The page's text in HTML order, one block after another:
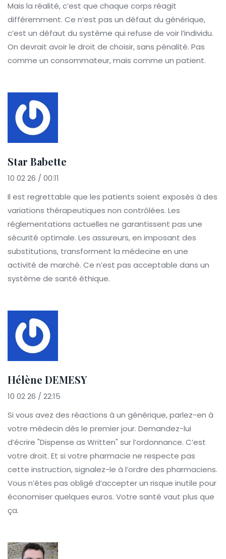
Mais la réalité, c’est que chaque corps réagit
différemment. Ce n’est pas un défaut du générique,
c’est un défaut du système qui refuse de voir l’individu.
On devrait avoir le droit de choisir, sans pénalité. Pas
comme un consommateur, mais comme un patient.
Star Babette
10 02 26 / 00:11
Il est regrettable que les patients soient exposés à des
variations thérapeutiques non contrôlées. Les
réglementations actuelles ne garantissent pas une
sécurité optimale. Les assureurs, en imposant des
substitutions, transforment la médecine en une
activité de marché. Ce n’est pas acceptable dans un
système de santé éthique.
Hélène DEMESY
10 02 26 / 22:15
Si vous avez des réactions à un générique, parlez-en à
votre médecin dès le premier jour. Demandez-lui
d’écrire "Dispense as Written" sur l’ordonnance. C’est
votre droit. Et si votre pharmacie ne respecte pas
cette instruction, signalez-le à l’ordre des pharmaciens.
Vous n’êtes pas obligé d’accepter un risque inutile pour
économiser quelques euros. Votre santé vaut plus que
ça.